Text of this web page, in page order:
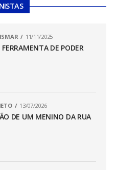
11/11/2025
DE PODER
13/07/2026
DE UM MENINO DA RUA